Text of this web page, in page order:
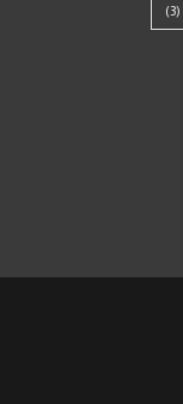
(3)